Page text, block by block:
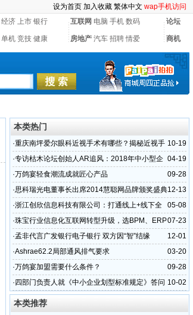
设为首页 加入收藏 繁体中文 wap手机访问
经济 上市 银行 互联网 电脑 手机 数码 论坛
单机 竞技 健康 房地产 汽车 招聘 情爱 商机
本类热门
10-19
·重庆南坪爱尔眼科近视手术有哪些？揭秘近视手
术怎么选
04-19
·专访枯木论坛创始人AR追风：2018年中小型企
业如何参与互联网浪
09-28
·万鸽宴轻食潮流成就匠心产品
12-13
·思科瑞光电董事长出席2014慧聪网品牌颁奖盛典
（组图）
05-08
·浙江创欣信息科技有限公司：打通线上+线下全
渠道的优势所在
07-23
·珠宝行业信息化互联网转型升级，选BPM、ERP
还是CRM？
12-01
·孟非代言广发银行电子银行 双方因“智”结缘
03-20
·Ashrae62.2局部通风排气要求
09-28
·万鸽宴加盟需要什么条件？
10-02
· 四部门负责人就《中小企业划型标准规定》答问
本类推荐